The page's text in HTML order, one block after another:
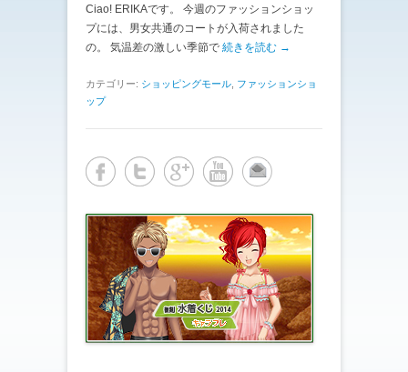
Ciao! ERIKAです。 今週のファッションショッ
プには、男女共通のコートが入荷されました
の。 気温差の激しい季節で 続きを読む →
カテゴリー: ショッピングモール ファッションショ
ップ